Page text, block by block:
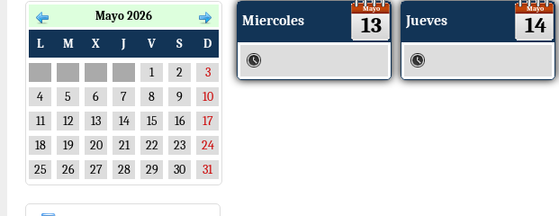
Mayo 2026
L M X J V S
D
1
2
3
4
5 6 7 8 9
10
11
12 13 14 15 16
17
18
19 20 21 22 23
24
25
26 27 28 29 30 31
Miercoles
Mayo
13 Jueves
Mayo
14